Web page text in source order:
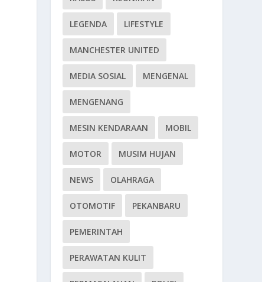
LEGENDA LIFESTYLE
MANCHESTER UNITED
MEDIA SOSIAL MENGENAL
MENGENANG
MESIN KENDARAAN MOBIL
MOTOR MUSIM HUJAN
NEWS OLAHRAGA
OTOMOTIF PEKANBARU
PEMERINTAH
PERAWATAN KULIT